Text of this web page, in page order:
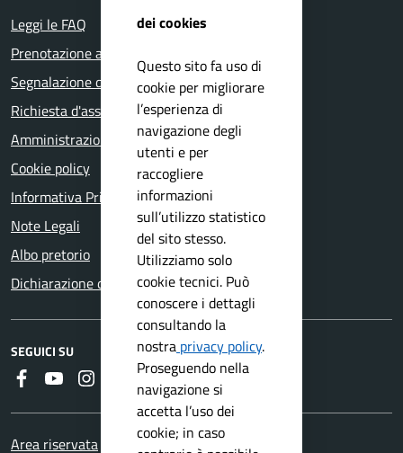
Leggi le FAQ
Prenotazione appuntamento
Segnalazione disservizio
Richiesta d'assistenza
Amministrazione trasparente
Cookie policy
Informativa Privacy
Note Legali
Albo pretorio
Dichiarazione di accessibilità
SEGUICI SU
Faceboook
YoutubeInstagram
RSS
Area riservata
dei cookies
Questo sito fa uso di
cookie per migliorare
l’esperienza di
navigazione degli
utenti e per
raccogliere
informazioni
sull’utilizzo statistico
del sito stesso.
Utilizziamo solo
cookie tecnici. Può
conoscere i dettagli
consultando la
nostra privacy policy.
Proseguendo nella
navigazione si
accetta l’uso dei
cookie; in caso